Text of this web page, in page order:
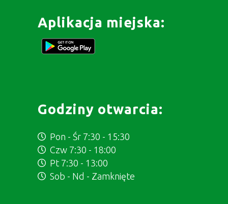
Aplikacja miejska:
Godziny otwarcia:
Pon - Śr 7:30 - 15:30
Czw 7:30 - 18:00
Pt 7:30 - 13:00
Sob - Nd - Zamknięte